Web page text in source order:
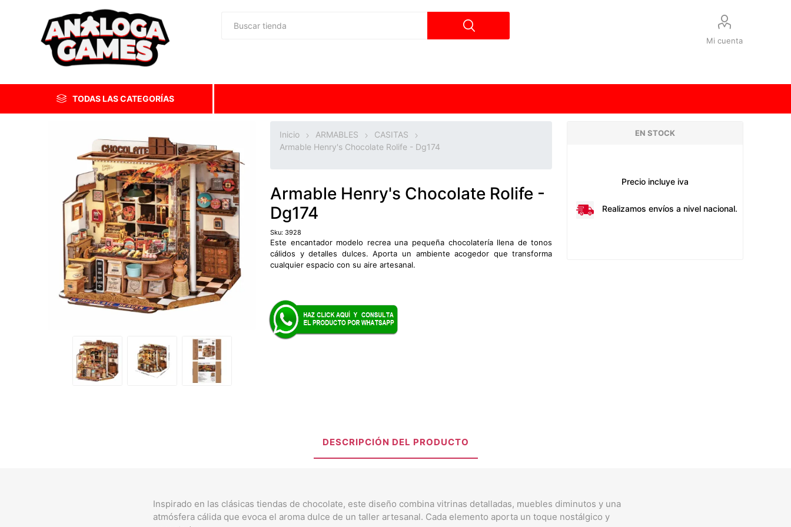
Mi cuenta
TODAS LAS CATEGORÍAS
Inicio ARMABLES
CASITAS
Armable Henry's Chocolate Rolife - Dg174
Armable Henry's Chocolate Rolife -
Dg174
Sku: 3928
Este encantador modelo recrea una pequeña chocolatería llena de tonos
cálidos y detalles dulces. Aporta un ambiente acogedor que transforma
cualquier espacio con su aire artesanal.
EN STOCK
Precio incluye iva
Realizamos envíos a nivel nacional.
DESCRIPCIÓN DEL PRODUCTO
Inspirado en las clásicas tiendas de chocolate, este diseño combina vitrinas detalladas, muebles diminutos y una
atmósfera cálida que evoca el aroma dulce de un taller artesanal. Cada elemento aporta un toque nostálgico y